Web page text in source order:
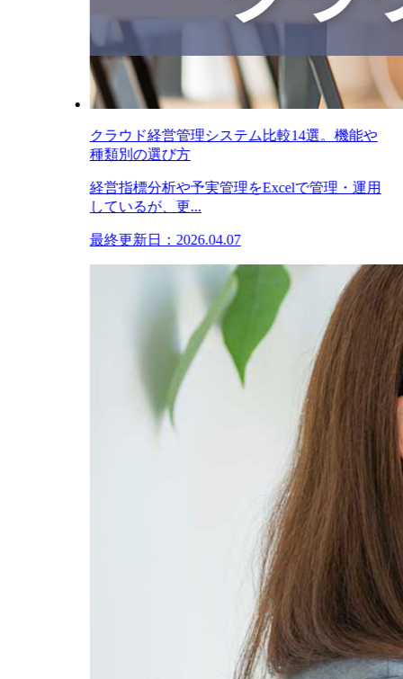
クラウド経営管理システム比較14選。機能や
種類別の選び方
経営指標分析や予実管理をExcelで管理・運用
しているが、更...
最終更新日：2026.04.07